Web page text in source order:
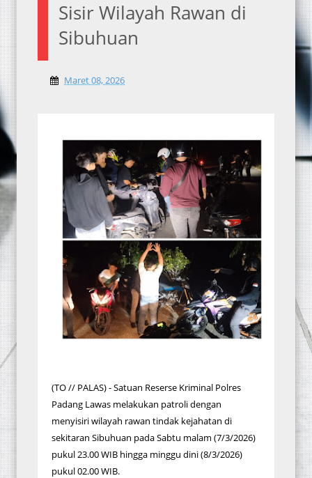
Sisir Wilayah Rawan di
Sibuhuan
Maret 08, 2026
(TO // PALAS) - Satuan Reserse Kriminal Polres
Padang Lawas melakukan patroli dengan
menyisiri wilayah rawan tindak kejahatan di
sekitaran Sibuhuan pada Sabtu malam (7/3/2026)
pukul 23.00 WIB hingga minggu dini (8/3/2026)
pukul 02.00 WIB.